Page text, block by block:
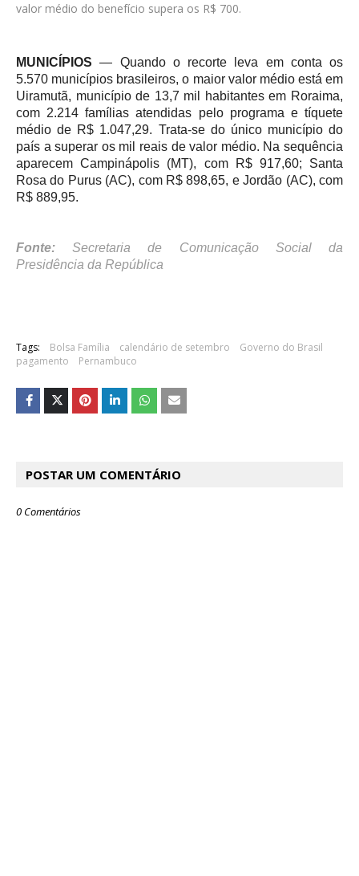
valor médio do benefício supera os R$ 700.
MUNICÍPIOS — Quando o recorte leva em conta os
5.570 municípios brasileiros, o maior valor médio está em
Uiramutã, município de 13,7 mil habitantes em Roraima,
com 2.214 famílias atendidas pelo programa e tíquete
médio de R$ 1.047,29. Trata-se do único município do
país a superar os mil reais de valor médio. Na sequência
aparecem Campinápolis (MT), com R$ 917,60; Santa
Rosa do Purus (AC), com R$ 898,65, e Jordão (AC), com
R$ 889,95.
Fonte: Secretaria de Comunicação Social da
Presidência da República
Tags: Bolsa Família calendário de setembro
Governo do Brasil
pagamento
Pernambuco
POSTAR UM COMENTÁRIO
0 Comentários